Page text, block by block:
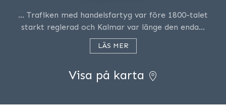
… Trafiken med handelsfartyg var före 1800-talet
starkt reglerad och Kalmar var länge den enda…
LÄS MER
Visa på karta